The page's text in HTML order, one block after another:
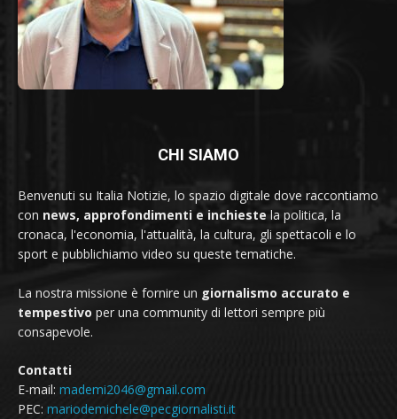
CHI SIAMO
Benvenuti su Italia Notizie, lo spazio digitale dove raccontiamo
con news, approfondimenti e inchieste la politica, la
cronaca, l'economia, l'attualità, la cultura, gli spettacoli e lo
sport e pubblichiamo video su queste tematiche.
La nostra missione è fornire un giornalismo accurato e
tempestivo per una community di lettori sempre più
consapevole.
Contatti
E-mail: mademi2046@gmail.com
PEC: mariodemichele@pecgiornalisti.it